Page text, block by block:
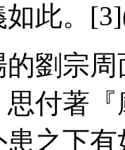
此。
宗周
付著
患之下